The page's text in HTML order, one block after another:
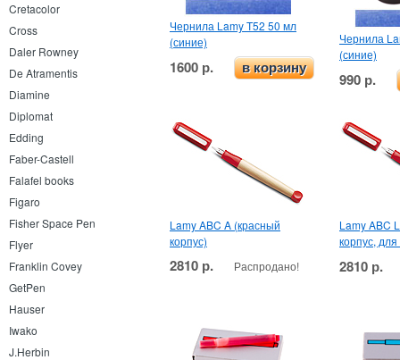
Cretacolor
Cross
Daler Rowney
De Atramentis
Diamine
Diplomat
Edding
Faber-Castell
Falafel books
Figaro
Fisher Space Pen
Flyer
Franklin Covey
GetPen
Hauser
Iwako
J.Herbin
Чернила Lamy T52 50 мл
(синие)
1600 р. в корзину
Чернила
(синие)
990 р.
Lamy ABC A (красный
корпус)
2810 р. Распродано!
Lamy ABC
корпус,
2810 р.